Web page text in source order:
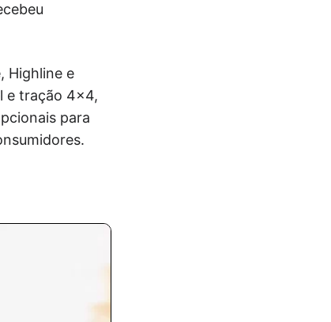
Highline e
e tração 4×4,
para